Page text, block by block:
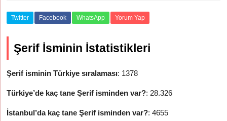
Twitter Facebook WhatsApp Yorum Yap
Şerif İsminin İstatistikleri
Şerif isminin Türkiye sıralaması: 1378
Türkiye’de kaç tane Şerif isminden var?: 28.326
İstanbul’da kaç tane Şerif isminden var?: 4655